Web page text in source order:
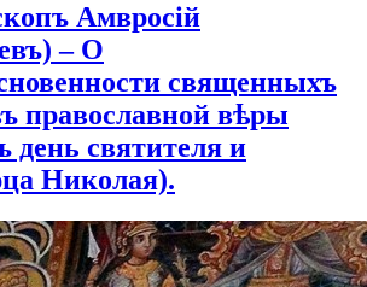
Амвросій
– О
священныхъ
православной вѣры
день святителя и
Николая).